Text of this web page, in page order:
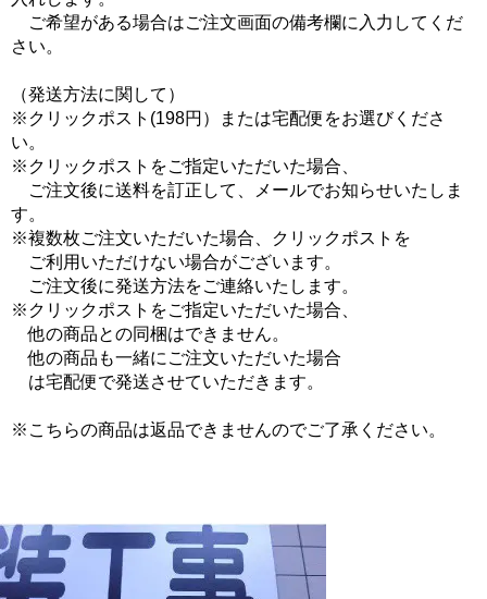
ご希望がある場合はご注文画面の備考欄に入力してくだ
さい。
（発送方法に関して）
※クリックポスト(198円）または宅配便をお選びくださ
い。
※クリックポストをご指定いただいた場合、
ご注文後に送料を訂正して、メールでお知らせいたしま
す。
※複数枚ご注文いただいた場合、クリックポストを
ご利用いただけない場合がございます。
ご注文後に発送方法をご連絡いたします。
※クリックポストをご指定いただいた場合、
他の商品との同梱はできません。
他の商品も一緒にご注文いただいた場合
は宅配便で発送させていただきます。
※こちらの商品は返品できませんのでご了承ください。